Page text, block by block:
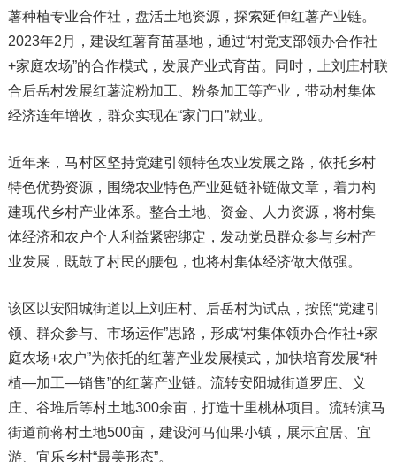
薯种植专业合作社，盘活土地资源，探索延伸红薯产业链。
2023年2月，建设红薯育苗基地，通过“村党支部领办合作社
+家庭农场”的合作模式，发展产业式育苗。同时，上刘庄村联
合后岳村发展红薯淀粉加工、粉条加工等产业，带动村集体
经济连年增收，群众实现在“家门口”就业。
近年来，马村区坚持党建引领特色农业发展之路，依托乡村
特色优势资源，围绕农业特色产业延链补链做文章，着力构
建现代乡村产业体系。整合土地、资金、人力资源，将村集
体经济和农户个人利益紧密绑定，发动党员群众参与乡村产
业发展，既鼓了村民的腰包，也将村集体经济做大做强。
该区以安阳城街道以上刘庄村、后岳村为试点，按照“党建引
领、群众参与、市场运作”思路，形成“村集体领办合作社+家
庭农场+农户”为依托的红薯产业发展模式，加快培育发展“种
植—加工—销售”的红薯产业链。流转安阳城街道罗庄、义
庄、谷堆后等村土地300余亩，打造十里桃林项目。流转演马
街道前蒋村土地500亩，建设河马仙果小镇，展示宜居、宜
游、宜乐乡村“最美形态”。